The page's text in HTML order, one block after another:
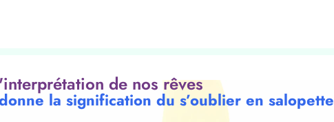
de nos rêves
la signification du s’oublier en salopette